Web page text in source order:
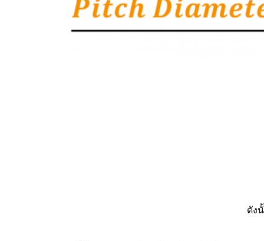
ดัง